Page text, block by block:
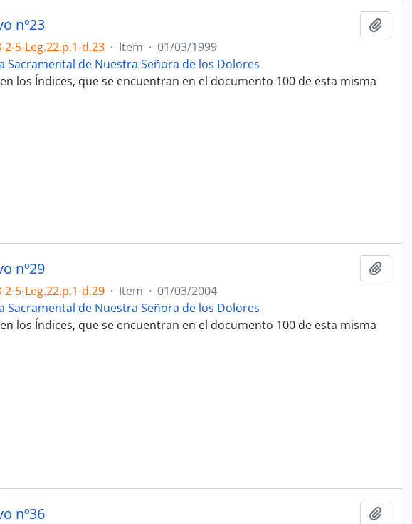
nº23
2-5-Leg.22.p.1-d.23 · Item · 01/03/1999
Sacramental de Nuestra Señora de los Dolores
los Índices, que se encuentran en el documento 100 de esta misma
nº29
2-5-Leg.22.p.1-d.29 · Item · 01/03/2004
Sacramental de Nuestra Señora de los Dolores
los Índices, que se encuentran en el documento 100 de esta misma
nº36